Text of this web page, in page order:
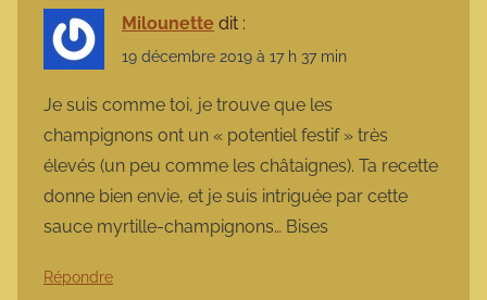
Milounette dit :
19 décembre 2019 à 17 h 37 min
Je suis comme toi, je trouve que les
champignons ont un « potentiel festif » très
élevés (un peu comme les châtaignes). Ta recette
donne bien envie, et je suis intriguée par cette
sauce myrtille-champignons… Bises
Répondre